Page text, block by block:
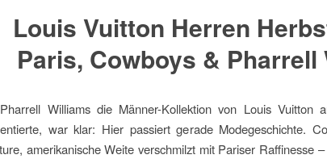
Louis Vuitton Herren
Paris, Cowboys & Pharrell
Williams die Männer-Kollektion von Louis Vuitton
war klar: Hier passiert gerade Modegeschichte.
amerikanische Weite verschmilzt mit Pariser Raffinesse